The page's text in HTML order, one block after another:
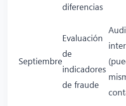
diferencias
Septiembre
Evaluación
de
indicadores
de fraude